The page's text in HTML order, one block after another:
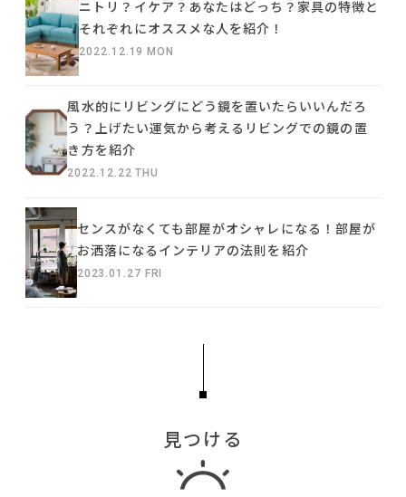
ニトリ？イケア？あなたはどっち？家具の特徴と
それぞれにオススメな人を紹介！
2022.12.19 MON
風水的にリビングにどう鏡を置いたらいいんだろ
う？上げたい運気から考えるリビングでの鏡の置
き方を紹介
2022.12.22 THU
センスがなくても部屋がオシャレになる！部屋が
お洒落になるインテリアの法則を紹介
2023.01.27 FRI
見つける